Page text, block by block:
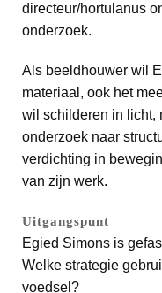
directeur/hortulanus
onderzoek.
Als beeldhouwer wil
materiaal, ook het
wil schilderen in licht,
onderzoek naar
verdichting in
van zijn werk.
Uitgangspunt
Egied Simons is
Welke strategie
voedsel?